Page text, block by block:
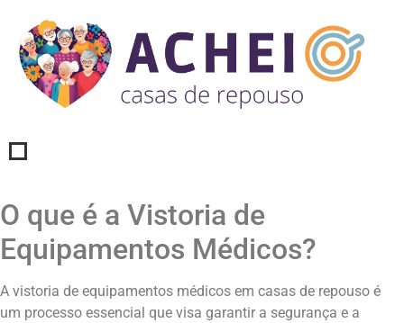
O que é a Vistoria de
Equipamentos Médicos?
A vistoria de equipamentos médicos em casas de repouso é
um processo essencial que visa garantir a segurança e a